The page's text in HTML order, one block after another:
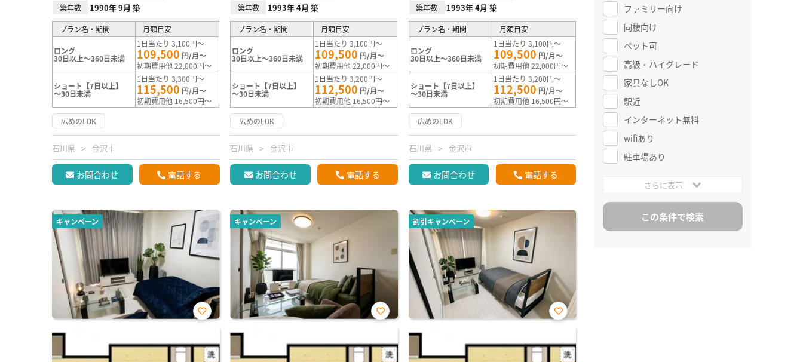
築年数 1990年 9月 築
プラン名・期間 月額目安
ロング
30日以上～360日未満
1日当たり 3,100円～
109,500 円/月～
初期費用他 22,000円～
ショート【7日以上】
～30日未満
1日当たり 3,300円～
115,500 円/月～
初期費用他 16,500円～
広めのLDK
石川県 金沢市
お問合わせ 電話する
築年数 1993年 4月 築
プラン名・期間 月額目安
ロング
30日以上～360日未満
1日当たり 3,100円～
109,500 円/月～
初期費用他 22,000円～
ショート【7日以上】
～30日未満
1日当たり 3,200円～
112,500 円/月～
初期費用他 16,500円～
広めのLDK
石川県 金沢市
お問合わせ 電話する
築年数 1993年 4月 築
プラン名・期間 月額目安
ロング
30日以上～360日未満
1日当たり 3,100円～
109,500 円/月～
初期費用他 22,000円～
ショート【7日以上】
～30日未満
1日当たり 3,200円～
112,500 円/月～
初期費用他 16,500円～
広めのLDK
石川県 金沢市
お問合わせ 電話する
キャンペーン
お気
り登
録
キャンペーン
お気
り登
録
割引キャンペーン
お気
り登
録
ファミリー向け
同棲向け
ペット可
高級・ハイグレード
家具なしOK
駅近
インターネット無料
wifiあり
駐車場あり
さらに表示